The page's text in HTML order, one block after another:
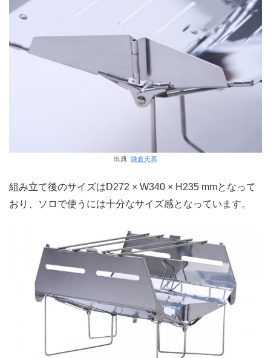
出典: 鎌倉天幕
組み立て後のサイズはD272 × W340 × H235 mmとなって
おり、ソロで使うには十分なサイズ感となっています。